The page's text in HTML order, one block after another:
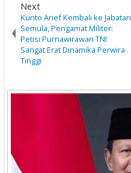
Next
Kunto Arief Kembali ke Jabatan
Semula, Pengamat Militer:
Petisi Purnawirawan TNI
Sangat Erat Dinamika Perwira
Tinggi